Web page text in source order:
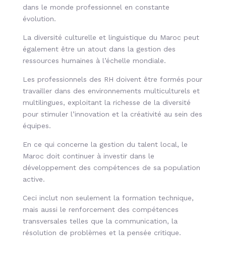
dans le monde professionnel en constante
évolution.
La diversité culturelle et linguistique du Maroc peut
également être un atout dans la gestion des
ressources humaines à l’échelle mondiale.
Les professionnels des RH doivent être formés pour
travailler dans des environnements multiculturels et
multilingues, exploitant la richesse de la diversité
pour stimuler l’innovation et la créativité au sein des
équipes.
En ce qui concerne la gestion du talent local, le
Maroc doit continuer à investir dans le
développement des compétences de sa population
active.
Ceci inclut non seulement la formation technique,
mais aussi le renforcement des compétences
transversales telles que la communication, la
résolution de problèmes et la pensée critique.